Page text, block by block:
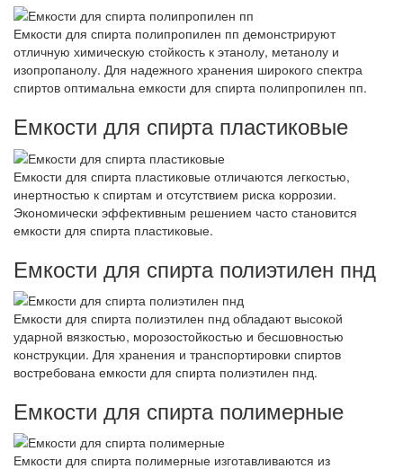
Емкости для спирта полипропилен пп демонстрируют
отличную химическую стойкость к этанолу, метанолу и
изопропанолу. Для надежного хранения широкого спектра
спиртов оптимальна емкости для спирта полипропилен пп.
Емкости для спирта пластиковые
Емкости для спирта пластиковые отличаются легкостью,
инертностью к спиртам и отсутствием риска коррозии.
Экономически эффективным решением часто становится
емкости для спирта пластиковые.
Емкости для спирта полиэтилен пнд
Емкости для спирта полиэтилен пнд обладают высокой
ударной вязкостью, морозостойкостью и бесшовностью
конструкции. Для хранения и транспортировки спиртов
востребована емкости для спирта полиэтилен пнд.
Емкости для спирта полимерные
Емкости для спирта полимерные изготавливаются из